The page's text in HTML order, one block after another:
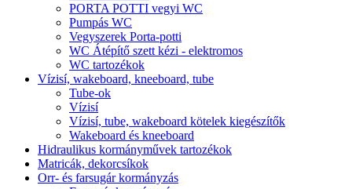
PORTA POTTI vegyi WC
Pumpás WC
Vegyszerek Porta-potti
WC Átépítő szett kézi - elektromos
WC tartozékok
Vízisí, wakeboard, kneeboard, tube
Tube-ok
Vízisí
Vízisí, tube, wakeboard kötelek kiegészítők
Wakeboard és kneeboard
Hidraulikus kormányművek tartozékok
Matricák, dekorcsíkok
Orr- és farsugár kormányzás